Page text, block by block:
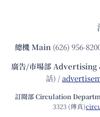
總機Main (626) 956-
廣告/市場部Advertising
話) /
訂閱部 Circulation
3323 (傳真)